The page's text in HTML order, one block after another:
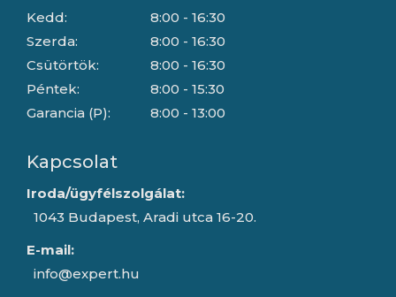
Kedd:
Szerda:
Csütörtök:
Péntek:
Garancia (P):
8:00 - 16:30
8:00 - 16:30
8:00 - 16:30
8:00 - 15:30
8:00 - 13:00
Kapcsolat
Iroda/ügyfélszolgálat:
1043 Budapest, Aradi utca 16-20.
E-mail:
info@expert.hu